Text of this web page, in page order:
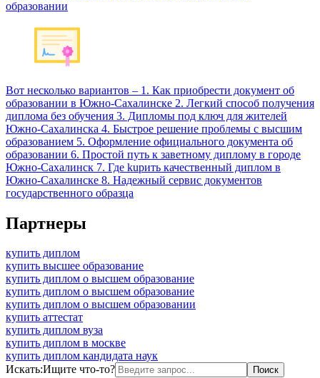
образовании
Вот несколько вариантов – 1. Как приобрести документ об
образовании в Южно-Сахалинске 2. Легкий способ получения
диплома без обучения 3. Дипломы под ключ для жителей
Южно-Сахалинска 4. Быстрое решение проблемы с высшим
образованием 5. Оформление официального документа об
образовании 6. Простой путь к заветному диплому в городе
Южно-Сахалинск 7. Где kupить качественный диплом в
Южно-Сахалинске 8. Надежный сервис документов
государственного образца
Партнеры
купить диплом
купить высшее образование
купить диплом о высшем образование
купить диплом о высшем образование
купить диплом о высшем образовании
купить аттестат
купить диплом вуза
купить диплом в москве
купить диплом кандидата наук
Искать:Ищите что-то?